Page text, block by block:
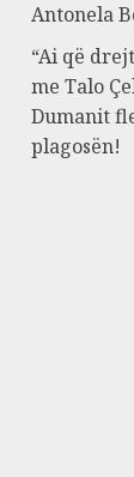
Antonela
“Ai që
me Talo
Dumanit
plagosën!